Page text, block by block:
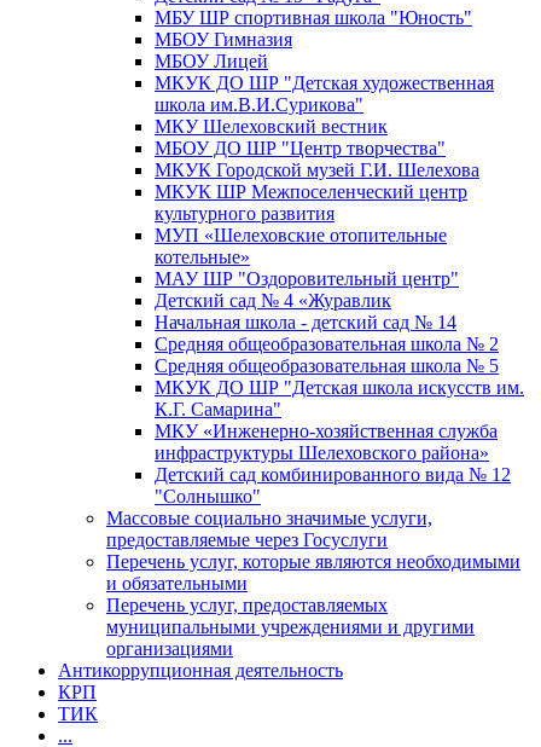
МБУ ШР спортивная школа "Юность"
МБОУ Гимназия
МБОУ Лицей
МКУК ДО ШР "Детская художественная
школа им.В.И.Сурикова"
МКУ Шелеховский вестник
МБОУ ДО ШР "Центр творчества"
МКУК Городской музей Г.И. Шелехова
МКУК ШР Межпоселенческий центр
культурного развития
МУП «Шелеховские отопительные
котельные»
МАУ ШР "Оздоровительный центр"
Детский сад № 4 «Журавлик
Начальная школа - детский сад № 14
Средняя общеобразовательная школа № 2
Средняя общеобразовательная школа № 5
МКУК ДО ШР "Детская школа искусств им.
К.Г. Самарина"
МКУ «Инженерно-хозяйственная служба
инфраструктуры Шелеховского района»
Детский сад комбинированного вида № 12
"Солнышко"
Массовые социально значимые услуги,
предоставляемые через Госуслуги
Перечень услуг, которые являются необходимыми
и обязательными
Перечень услуг, предоставляемых
муниципальными учреждениями и другими
организациями
Антикоррупционная деятельность
КРП
ТИК
...